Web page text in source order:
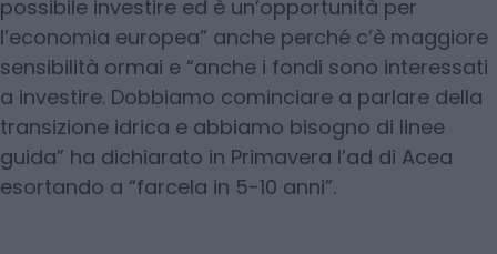
possibile investire ed è un’opportunità per
l’economia europea” anche perché c’è maggiore
sensibilità ormai e “anche i fondi sono interessati
a investire. Dobbiamo cominciare a parlare della
transizione idrica e abbiamo bisogno di linee
guida” ha dichiarato in Primavera l’ad di Acea
esortando a “farcela in 5-10 anni”.